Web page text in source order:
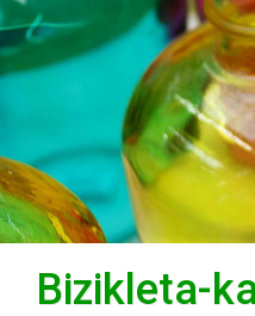
Bizikleta-